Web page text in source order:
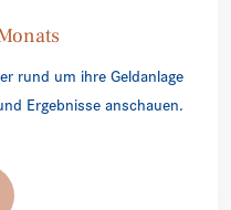
rund um ihre Geldanlage
Ergebnisse anschauen.